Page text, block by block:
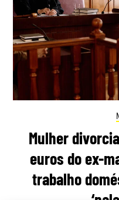
Mulher
euros do ex-
trabalho